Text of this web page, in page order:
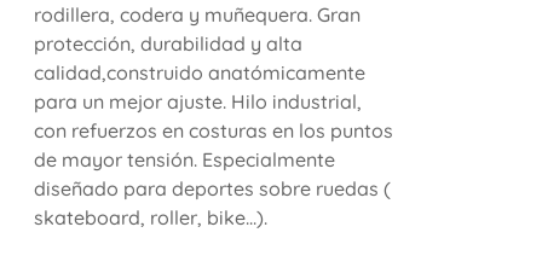
rodillera, codera y muñequera. Gran
protección, durabilidad y alta
calidad,construido anatómicamente
para un mejor ajuste. Hilo industrial,
con refuerzos en costuras en los puntos
de mayor tensión. Especialmente
diseñado para deportes sobre ruedas (
skateboard, roller, bike...).